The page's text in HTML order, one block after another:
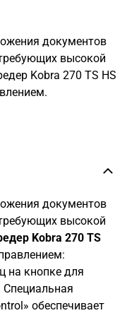
документов
высокой
Kobra 270 TS HS
документов
высокой
Kobra 270 TS
на кнопке для
Специальная
обеспечивает